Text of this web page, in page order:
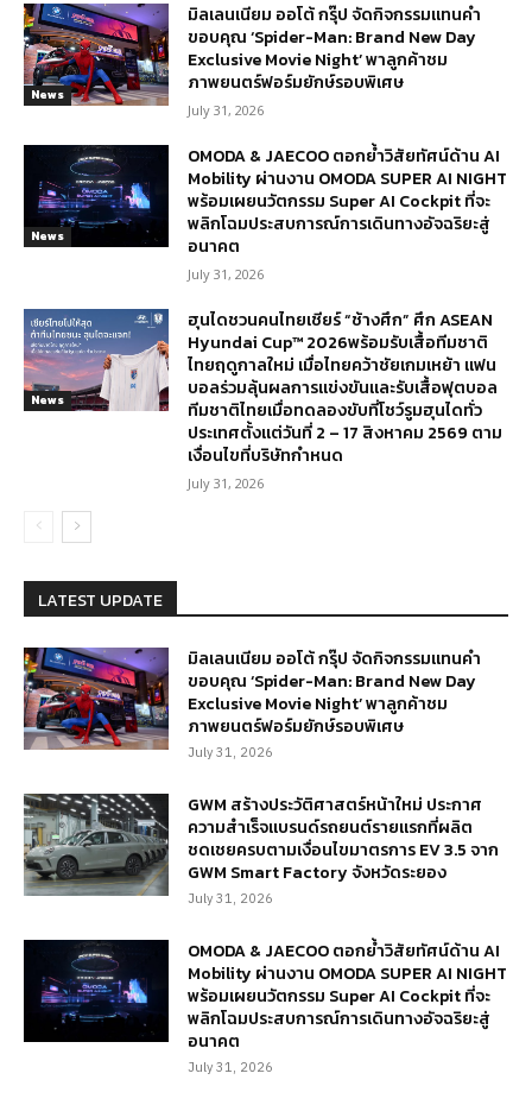
News
มิลเลนเนียม ออโต้ กรุ๊ป จัดกิจกรรมแทนคำ
ขอบคุณ ‘Spider-Man: Brand New Day
Exclusive Movie Night’ พาลูกค้าชม
ภาพยนตร์ฟอร์มยักษ์รอบพิเศษ
July 31, 2026
News
OMODA & JAECOO ตอกย้ำวิสัยทัศน์ด้าน AI
Mobility ผ่านงาน OMODA SUPER AI NIGHT
พร้อมเผยนวัตกรรม Super AI Cockpit ที่จะ
พลิกโฉมประสบการณ์การเดินทางอัจฉริยะสู่
อนาคต
July 31, 2026
News
ฮุนไดชวนคนไทยเชียร์ “ช้างศึก” ศึก ASEAN
Hyundai Cup™ 2026พร้อมรับเสื้อทีมชาติ
ไทยฤดูกาลใหม่ เมื่อไทยคว้าชัยเกมเหย้า แฟน
บอลร่วมลุ้นผลการแข่งขันและรับเสื้อฟุตบอล
ทีมชาติไทยเมื่อทดลองขับที่โชว์รูมฮุนไดทั่ว
ประเทศตั้งแต่วันที่ 2 – 17 สิงหาคม 2569 ตาม
เงื่อนไขที่บริษัทกำหนด
July 31, 2026
LATEST UPDATE
มิลเลนเนียม ออโต้ กรุ๊ป จัดกิจกรรมแทนคำ
ขอบคุณ ‘Spider-Man: Brand New Day
Exclusive Movie Night’ พาลูกค้าชม
ภาพยนตร์ฟอร์มยักษ์รอบพิเศษ
July 31, 2026
GWM สร้างประวัติศาสตร์หน้าใหม่ ประกาศ
ความสำเร็จแบรนด์รถยนต์รายแรกที่ผลิต
ชดเชยครบตามเงื่อนไขมาตรการ EV 3.5 จาก
GWM Smart Factory จังหวัดระยอง
July 31, 2026
OMODA & JAECOO ตอกย้ำวิสัยทัศน์ด้าน AI
Mobility ผ่านงาน OMODA SUPER AI NIGHT
พร้อมเผยนวัตกรรม Super AI Cockpit ที่จะ
พลิกโฉมประสบการณ์การเดินทางอัจฉริยะสู่
อนาคต
July 31, 2026